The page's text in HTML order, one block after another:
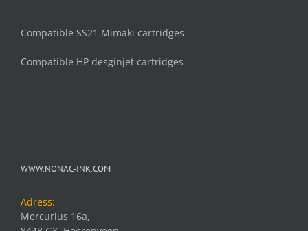
Compatible SS21 Mimaki cartridges
Compatible HP desginjet cartridges
WWW.NONAC-INK.COM
Adress:
Mercurius 16a,